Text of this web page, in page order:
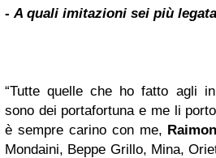
-A quali imitazioni sei più
“Tutte quelle che ho fatto agli
sono dei portafortuna e me li
è sempre carino con me,
Mondaini, Beppe Grillo, Mina,